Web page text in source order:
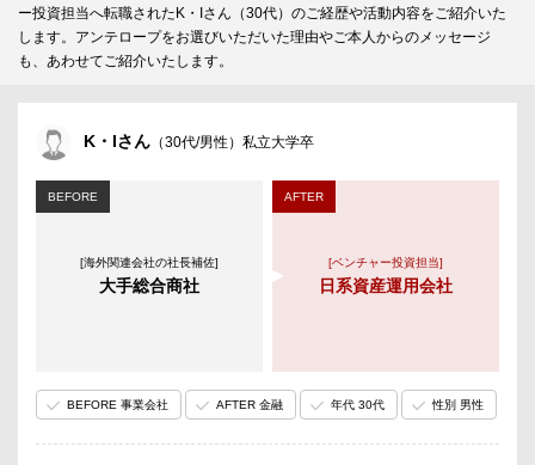
ー投資担当へ転職されたK・Iさん（30代）のご経歴や活動内容をご紹介いた
します。アンテロープをお選びいただいた理由やご本人からのメッセージ
も、あわせてご紹介いたします。
K・Iさん （30代/男性）私立大学卒
BEFORE
[海外関連会社の社長補佐]
大手総合商社
AFTER
[ベンチャー投資担当]
日系資産運用会社
BEFORE 事業会社 AFTER 金融 年代 30代 性別 男性